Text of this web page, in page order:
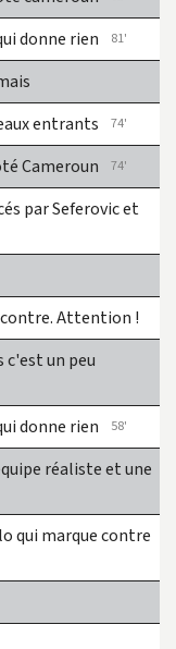
qui marque contre
réaliste et une
58'
donne rien
c'est un peu
contre. Attention !
par Seferovic et
74'
Cameroun
74'
entrants
81'
donne rien